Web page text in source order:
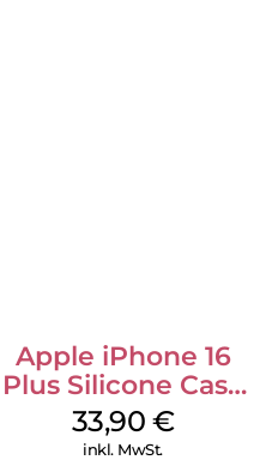
Apple iPhone 16
Plus Silicone Case
MagSafe Lake
Green
33,90 €
inkl. MwSt.